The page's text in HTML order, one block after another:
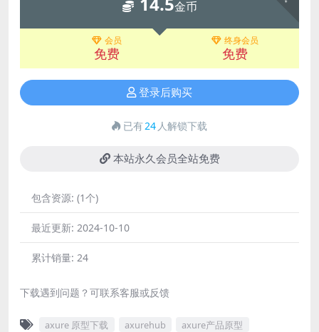
金币
会员
免费
终身会员
免费
登录后购买
已有24 人解锁下载
本站永久会员全站免费
包含资源: (1个)
最近更新: 2024-10-10
累计销量: 24
下载遇到问题？可联系客服或反馈
axure 原型下载 axurehub
axure产品原型